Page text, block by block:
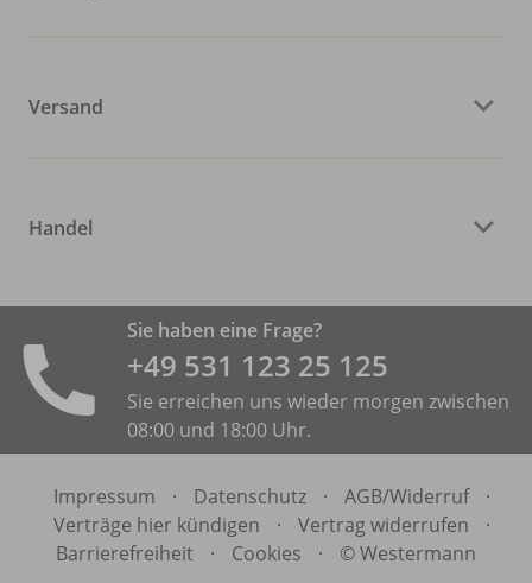
Versand
Handel
Sie haben eine Frage?
+49 531 ­123 25 125
Sie erreichen uns wieder morgen zwischen
08:00 und 18:00 Uhr.
Impressum · Datenschutz · AGB/Widerruf
·
Verträge hier kündigen
· Vertrag widerrufen
·
Barrierefreiheit
· Cookies · © Westermann